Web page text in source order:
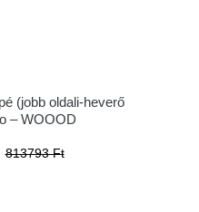
(jobb oldali-heverő
– WOOOD
813793 Ft